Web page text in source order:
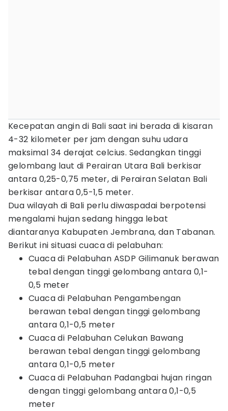
Kecepatan angin di Bali saat ini berada di kisaran
4-32 kilometer per jam dengan suhu udara
maksimal 34 derajat celcius. Sedangkan tinggi
gelombang laut di Perairan Utara Bali berkisar
antara 0,25-0,75 meter, di Perairan Selatan Bali
berkisar antara 0,5-1,5 meter.
Dua wilayah di Bali perlu diwaspadai berpotensi
mengalami hujan sedang hingga lebat
diantaranya Kabupaten Jembrana, dan Tabanan.
Berikut ini situasi cuaca di pelabuhan:
Cuaca di Pelabuhan ASDP Gilimanuk berawan
tebal dengan tinggi gelombang antara 0,1-
0,5 meter
Cuaca di Pelabuhan Pengambengan
berawan tebal dengan tinggi gelombang
antara 0,1-0,5 meter
Cuaca di Pelabuhan Celukan Bawang
berawan tebal dengan tinggi gelombang
antara 0,1-0,5 meter
Cuaca di Pelabuhan Padangbai hujan ringan
dengan tinggi gelombang antara 0,1-0,5
meter